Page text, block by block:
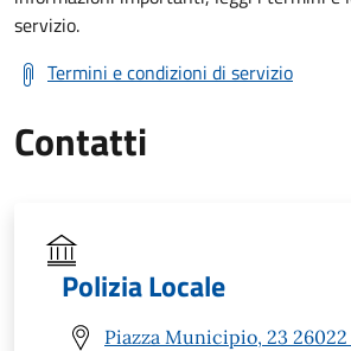
servizio.
Termini e condizioni di servizio
Contatti
Polizia Locale
Piazza Municipio, 23 26022